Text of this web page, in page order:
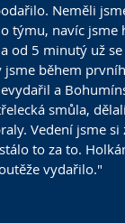
Neměli
týmu, navíc
od 5 minutý už
během
a
smůla,
Vedení jsme
to za to.
vydařilo."